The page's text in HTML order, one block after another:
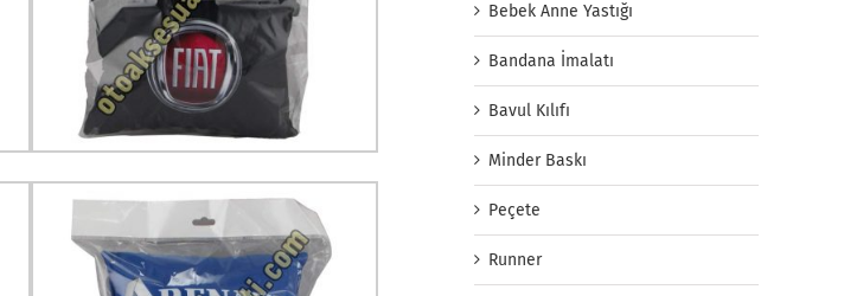
Bebek Anne Yastığı
Bandana İmalatı
Bavul Kılıfı
Minder Baskı
Peçete
Runner